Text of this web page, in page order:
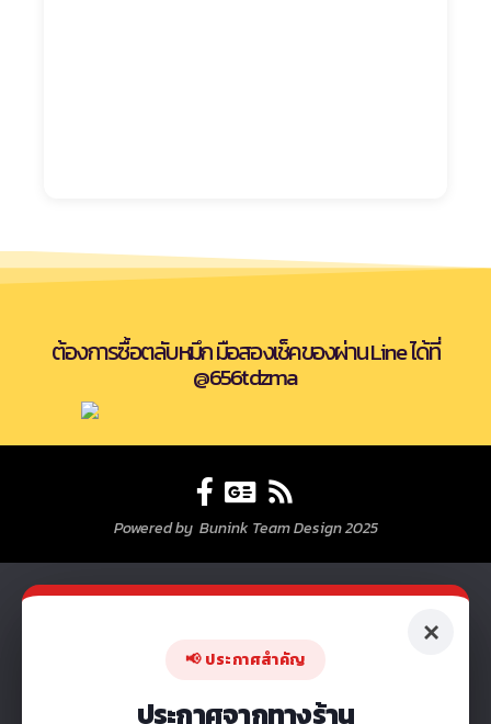
ต้องการซื้อตลับหมึก มือสองเช็คของผ่าน Line ได้ที่
@656tdzma
Powered by Bunink Team Design 2025
×
📢 ประกาศสำคัญ
ประกาศจากทางร้าน